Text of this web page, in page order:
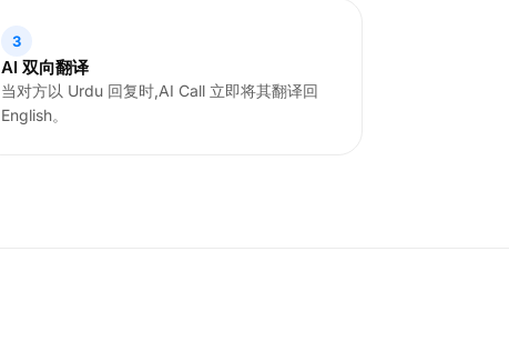
3
AI 双向翻译
当对方以 Urdu 回复时,AI Call 立即将其翻译回
English。